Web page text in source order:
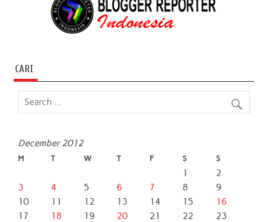
CARI
December 2012
M T W T F S S
1
2
3
4 5 6 7 8
9
10
11 12 13 14 15
16
17
18 19 20 21 22
23